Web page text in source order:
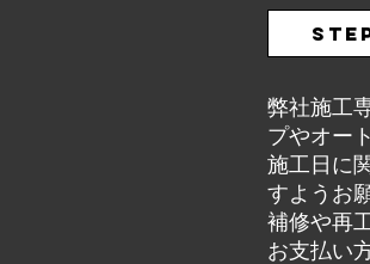
弊社施工
プやオー
施工日に
すようお
補修や再
お支払い